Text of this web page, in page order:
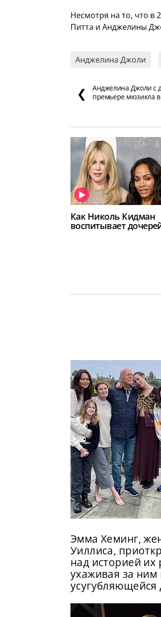
Несмотря на то, что в
Питта и Анджелины
Анджелина Джоли
❮
Анджелина Джоли с
премьере мюзикла
Как Николь Кидман
воспитывает
Эмма Хеминг,
Уиллиса,
над историей их
ухаживая за ним